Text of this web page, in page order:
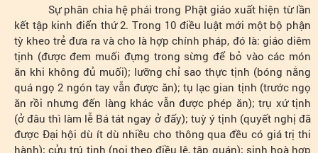
Sự phân chia hệ phái trong Phật giáo xuất hiện từ lần
kết tập kinh điển thứ 2. Trong 10 điều luật mới một bộ phận
tỳ kheo trẻ đưa ra và cho là hợp chính pháp, đó là: giáo diêm
tịnh (được đem muối đựng trong sừng để bỏ vào các món
ăn khi không đủ muối); lưỡng chỉ sao thực tịnh (bóng nắng
quá ngọ 2 ngón tay vẫn được ăn); tụ lạc gian tịnh (trước ngọ
ăn rồi nhưng đến làng khác vẫn được phép ăn); trụ xứ tịnh
(ở đâu thì làm lễ Bá tát ngay ở đấy); tuỳ ý tịnh (quyết nghị đã
được Đại hội dù ít dù nhiều cho thông qua đều có giá trị thi
hành); cửu trú tịnh (noi theo điều lệ, tập quán); sinh hoà hợp